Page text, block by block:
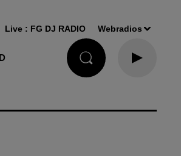
Live : FG DJ RADIO Webradios